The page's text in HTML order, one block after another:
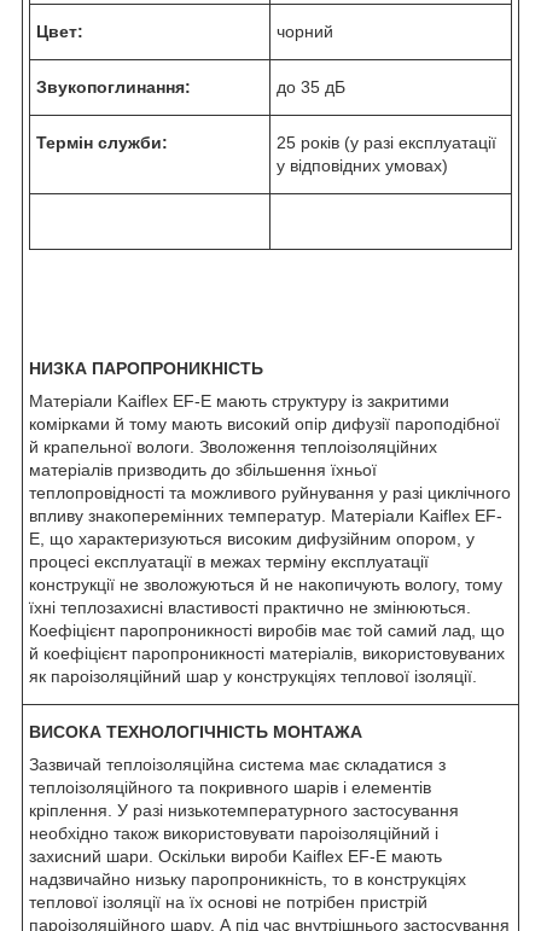
Цвет: чорний
Звукопоглинання: до 35 дБ
Термін служби:
25 років (у разі експлуатації
у відповідних умовах)
НИЗКА ПАРОПРОНИКНІСТЬ
Матеріали Kaiflex EF-E мають структуру із закритими
комірками й тому мають високий опір дифузії пароподібної
й крапельної вологи. Зволоження теплоізоляційних
матеріалів призводить до збільшення їхньої
теплопровідності та можливого руйнування у разі циклічного
впливу знакоперемінних температур. Матеріали Kaiflex EF-
E, що характеризуються високим дифузійним опором, у
процесі експлуатації в межах терміну експлуатації
конструкції не зволожуються й не накопичують вологу, тому
їхні теплозахисні властивості практично не змінюються.
Коефіцієнт паропроникності виробів має той самий лад, що
й коефіцієнт паропроникності матеріалів, використовуваних
як пароізоляційний шар у конструкціях теплової ізоляції.
ВИСОКА ТЕХНОЛОГІЧНІСТЬ МОНТАЖА
Зазвичай теплоізоляційна система має складатися з
теплоізоляційного та покривного шарів і елементів
кріплення. У разі низькотемпературного застосування
необхідно також використовувати пароізоляційний і
захисний шари. Оскільки вироби Kaiflex EF-E мають
надзвичайно низьку паропроникність, то в конструкціях
теплової ізоляції на їх основі не потрібен пристрій
пароізоляційного шару. А під час внутрішнього застосування